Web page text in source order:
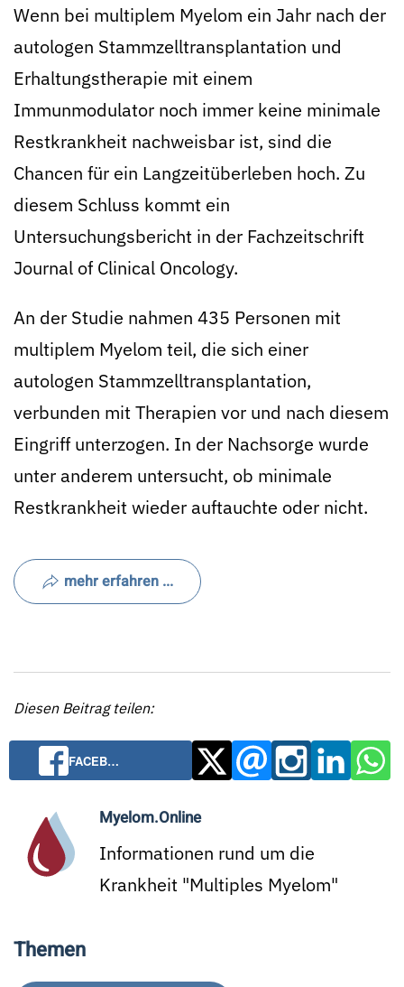
Wenn bei multiplem Myelom ein Jahr nach der
autologen Stammzelltransplantation und
Erhaltungstherapie mit einem
Immunmodulator noch immer keine minimale
Restkrankheit nachweisbar ist, sind die
Chancen für ein Langzeitüberleben hoch. Zu
diesem Schluss kommt ein
Untersuchungsbericht in der Fachzeitschrift
Journal of Clinical Oncology.
An der Studie nahmen 435 Personen mit
multiplem Myelom teil, die sich einer
autologen Stammzelltransplantation,
verbunden mit Therapien vor und nach diesem
Eingriff unterzogen. In der Nachsorge wurde
unter anderem untersucht, ob minimale
Restkrankheit wieder auftauchte oder nicht.
mehr erfahren ...
Diesen Beitrag teilen:
FACEB…
Myelom.Online
Informationen rund um die
Krankheit "Multiples Myelom"
Themen